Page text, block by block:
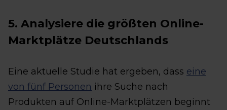
5. Analysiere die größten Online-
Marktplätze Deutschlands
Eine aktuelle Studie hat ergeben, dass eine
von fünf Personen ihre Suche nach
Produkten auf Online-Marktplätzen beginnt